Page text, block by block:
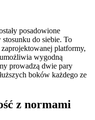
posadowione
do siebie. To
platformy,
wygodną
prowadzą dwie pary
boków każdego ze
z normami